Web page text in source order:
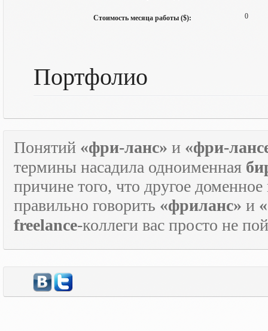
Стоимость месяца работы ($): 0
Портфолио
Понятий «фри-ланс» и «фри-
термины насадила одноименная
причине того, что другое
правильно говорить «фриланс» и
freelance-коллеги вас просто не